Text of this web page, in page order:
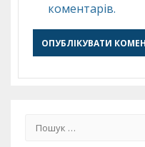
коментарів.
Пошук: